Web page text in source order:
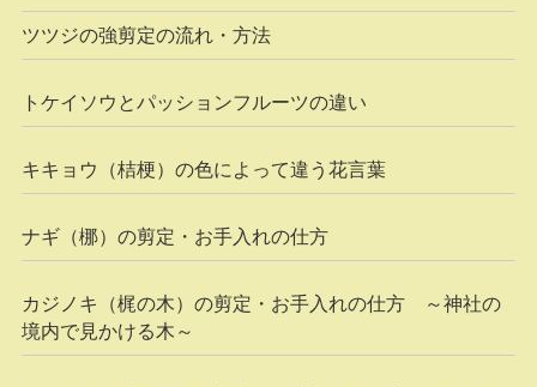
ツツジの強剪定の流れ・方法
トケイソウとパッションフルーツの違い
キキョウ（桔梗）の色によって違う花言葉
ナギ（梛）の剪定・お手入れの仕方
カジノキ（梶の木）の剪定・お手入れの仕方 ～神社の
境内で見かける木～